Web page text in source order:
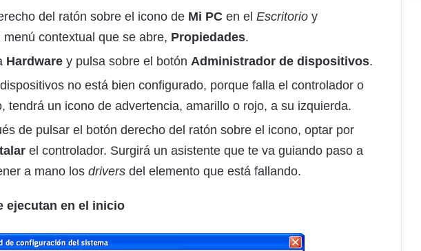
del ratón sobre el icono de Mi PC en el Escritorio y
contextual que se abre, Propiedades.
Hardware y pulsa sobre el botón Administrador de dispositivos.
no está bien configurado, porque falla el controlador o
tendrá un icono de advertencia, amarillo o rojo, a su izquierda.
de pulsar el botón derecho del ratón sobre el icono, optar por
el controlador. Surgirá un asistente que te va guiando paso a
a mano los drivers del elemento que está fallando.
ejecutan en el inicio